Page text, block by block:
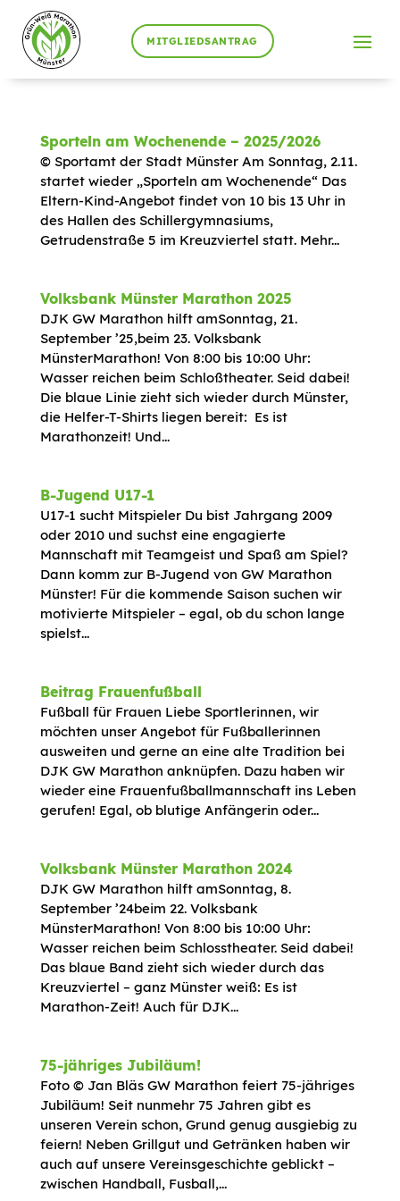
MITGLIEDSANTRAG
Sporteln am Wochenende – 2025/2026
© Sportamt der Stadt Münster Am Sonntag, 2.11.
startet wieder „Sporteln am Wochenende“ Das
Eltern-Kind-Angebot findet von 10 bis 13 Uhr in
des Hallen des Schillergymnasiums,
Getrudenstraße 5 im Kreuzviertel statt. Mehr...
Volksbank Münster Marathon 2025
DJK GW Marathon hilft amSonntag, 21.
September ’25,beim 23. Volksbank
MünsterMarathon! Von 8:00 bis 10:00 Uhr:
Wasser reichen beim Schloßtheater. Seid dabei!
Die blaue Linie zieht sich wieder durch Münster,
die Helfer-T-Shirts liegen bereit: Es ist
Marathonzeit! Und...
B-Jugend U17-1
U17-1 sucht Mitspieler Du bist Jahrgang 2009
oder 2010 und suchst eine engagierte
Mannschaft mit Teamgeist und Spaß am Spiel?
Dann komm zur B-Jugend von GW Marathon
Münster! Für die kommende Saison suchen wir
motivierte Mitspieler – egal, ob du schon lange
spielst...
Beitrag Frauenfußball
Fußball für Frauen Liebe Sportlerinnen, wir
möchten unser Angebot für Fußballerinnen
ausweiten und gerne an eine alte Tradition bei
DJK GW Marathon anknüpfen. Dazu haben wir
wieder eine Frauenfußballmannschaft ins Leben
gerufen! Egal, ob blutige Anfängerin oder...
Volksbank Münster Marathon 2024
DJK GW Marathon hilft amSonntag, 8.
September ’24beim 22. Volksbank
MünsterMarathon! Von 8:00 bis 10:00 Uhr:
Wasser reichen beim Schlosstheater. Seid dabei!
Das blaue Band zieht sich wieder durch das
Kreuzviertel – ganz Münster weiß: Es ist
Marathon-Zeit! Auch für DJK...
75-jähriges Jubiläum!
Foto © Jan Bläs GW Marathon feiert 75-jähriges
Jubiläum! Seit nunmehr 75 Jahren gibt es
unseren Verein schon, Grund genug ausgiebig zu
feiern! Neben Grillgut und Getränken haben wir
auch auf unsere Vereinsgeschichte geblickt –
zwischen Handball, Fusball,...